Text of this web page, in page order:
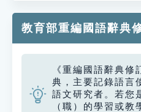
教育部重編國語辭典
《重編國語辭典修
典，主要記錄語言
語文研究者。若您
（職）的學習或教